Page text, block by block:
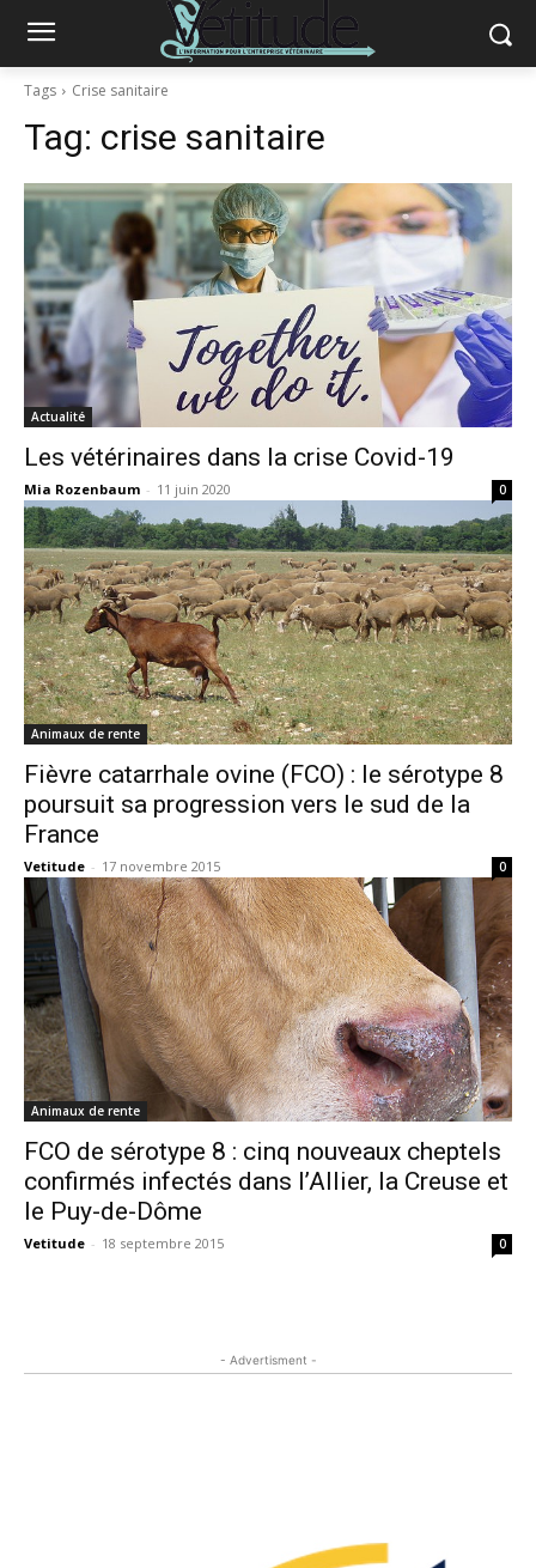
Tags Crise sanitaire
Tag: crise sanitaire
Actualité
Les vétérinaires dans la crise Covid-19
Mia Rozenbaum - 11 juin 2020 0
Animaux de rente
Fièvre catarrhale ovine (FCO) : le sérotype 8
poursuit sa progression vers le sud de la
France
Vetitude - 17 novembre 2015 0
Animaux de rente
FCO de sérotype 8 : cinq nouveaux cheptels
confirmés infectés dans l’Allier, la Creuse et
le Puy-de-Dôme
Vetitude - 18 septembre 2015 0
- Advertisment -